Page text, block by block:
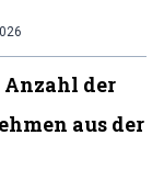
der
aus der